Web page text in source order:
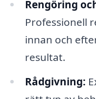
Rengöring
Professionell
innan och
resultat.
Rådgivning: